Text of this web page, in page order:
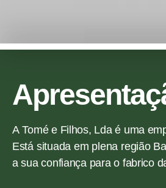
A Tomé e Filhos, Lda é uma
Está situada em plena região
a sua confiança para o fabrico